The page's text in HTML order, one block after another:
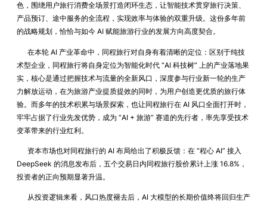
色，围绕用户旅行消费全场景打造闭环生态，让智能技术贯穿旅行决策、
产品预订、途中服务的全流程，实现效率与体验的双重升级。这份多年前
的战略规划，恰恰与如今 AI 赋能旅游行业的发展方向高度契合。
在本轮 AI 产业革命中，同程旅行对自身有着清晰的定位：区别于纯技
术型企业，同程旅行将自身定位为智能化时代 “AI 科技树” 上的产业落地果
实，核心是通过把握技术与流量的全新风口，深度参与行业新一轮的生产
力解放运动，在为旅游产业提质提效的同时，为用户创造更优质的旅行体
验。而多年的技术积累与场景探索，也让同程旅行在 AI 风口全面打开时，
牢牢占据了行业先发优势，成为 “AI + 旅游” 赛道的先行者，率先享受技术
变革带来的行业红利。
资本市场也对同程旅行的 AI 布局给出了积极反馈：在 “程心 AI” 接入
DeepSeek 的消息发布后，五个交易日内同程旅行股价累计上涨 16.8%，
投资者的正向预期显著升温。
从投资逻辑来看，风口热度褪去后，AI 大模型的长期价值终将回归生产